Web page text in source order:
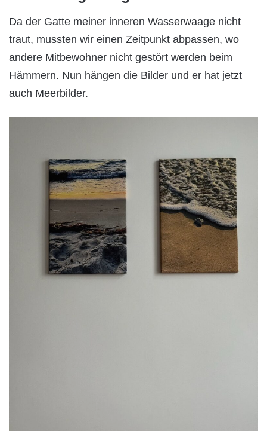
Da der Gatte meiner inneren Wasserwaage nicht
traut, mussten wir einen Zeitpunkt abpassen, wo
andere Mitbewohner nicht gestört werden beim
Hämmern. Nun hängen die Bilder und er hat jetzt
auch Meerbilder.